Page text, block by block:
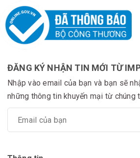
ĐĂNG KÝ NHẬN TIN MỚI TỪ
Nhập vào email của bạn và bạn sẽ
những thông tin khuyến mại từ chúng